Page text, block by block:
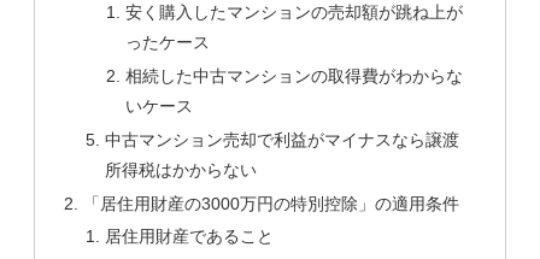
安く購入したマンションの売却額が跳ね上が
ったケース
相続した中古マンションの取得費がわからな
いケース
中古マンション売却で利益がマイナスなら譲渡
所得税はかからない
「居住用財産の3000万円の特別控除」の適用条件
居住用財産であること